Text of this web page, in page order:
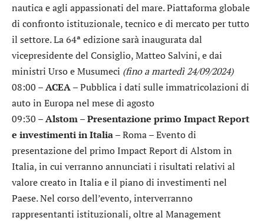
nautica e agli appassionati del mare. Piattaforma globale
di confronto istituzionale, tecnico e di mercato per tutto
il settore. La 64ª edizione sarà inaugurata dal
vicepresidente del Consiglio, Matteo Salvini, e dai
ministri Urso e Musumeci (fino a martedì 24/09/2024)
08:00 –ACEA– Pubblica i dati sulle immatricolazioni di
auto in Europa nel mese di agosto
09:30 –Alstom – Presentazione primo Impact Report
e investimenti in Italia– Roma – Evento di
presentazione del primo Impact Report di Alstom in
Italia, in cui verranno annunciati i risultati relativi al
valore creato in Italia e il piano di investimenti nel
Paese. Nel corso dell’evento, interverranno
rappresentanti istituzionali, oltre al Management